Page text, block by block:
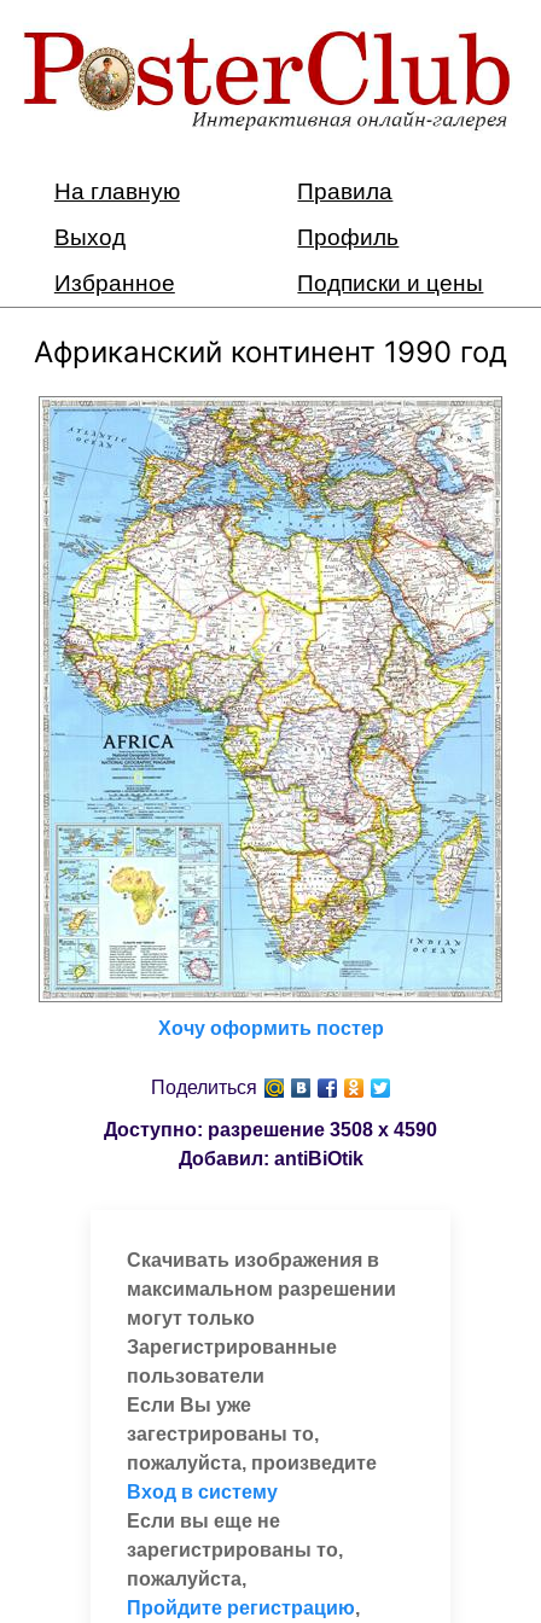
На главную
Правила
Выход
Профиль
Избранное
Подписки и цены
Африканский континент 1990 год
Хочу оформить постер
Поделиться
Доступно: разрешение 3508 x 4590
Добавил: antiBiOtik
Скачивать изображения в
максимальном разрешении
могут только
Зарегистрированные
пользователи
Если Вы уже
загестрированы то,
пожалуйста, произведите
Вход в систему
Если вы еще не
зарегистрированы то,
пожалуйста,
Пройдите регистрацию,